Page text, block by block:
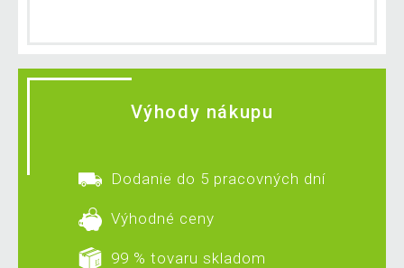
Výhody nákupu
Dodanie do 5 pracovných dní
Výhodné ceny
99 % tovaru skladom